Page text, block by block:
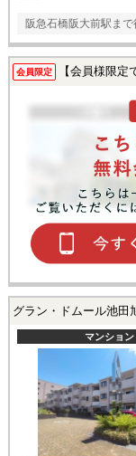
阪急石橋阪大前駅ま
会員限定 【会員様限
マンション